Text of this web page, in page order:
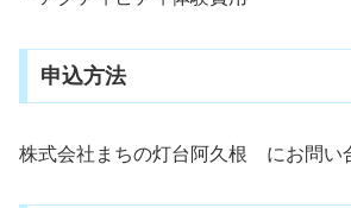
申込方法
株式会社まちの灯台阿久根 にお問い